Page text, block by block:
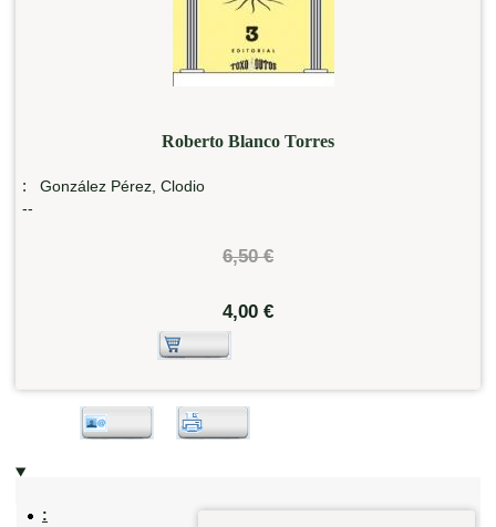
Roberto Blanco Torres
: González Pérez, Clodio
--
6,50 €
4,00 €
: